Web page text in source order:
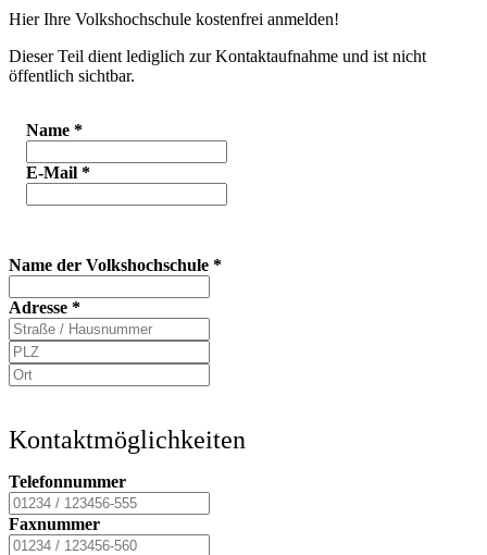
Hier Ihre Volkshochschule kostenfrei anmelden!
Dieser Teil dient lediglich zur Kontaktaufnahme und ist nicht
öffentlich sichtbar.
Name *
E-Mail *
Name der Volkshochschule *
Adresse *
Kontaktmöglichkeiten
Telefonnummer
Faxnummer